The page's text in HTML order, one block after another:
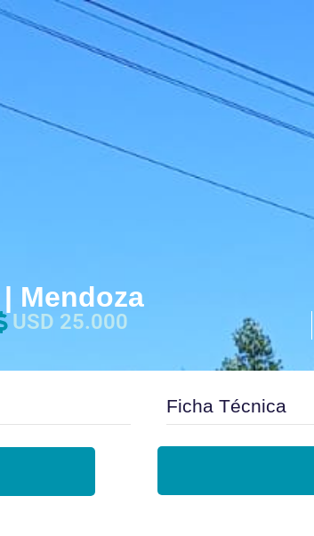
Mendoza
USD 25.000
Ficha Técnica